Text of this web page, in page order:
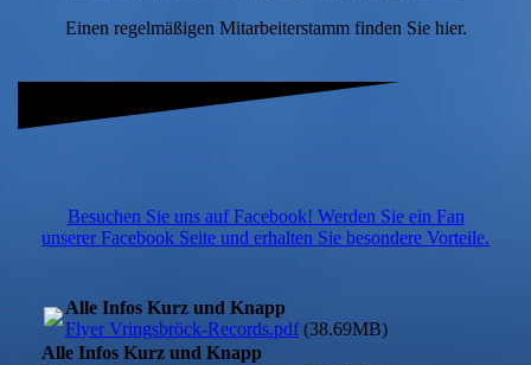
Einen regelmäßigen Mitarbeiterstamm finden Sie hier.
Besuchen Sie uns auf Facebook! Werden Sie ein Fan
unserer Facebook Seite und erhalten Sie besondere Vorteile.
Alle Infos Kurz und Knapp
Flyer Vringsbröck-Records.pdf(38.69MB)
Alle Infos Kurz und Knapp